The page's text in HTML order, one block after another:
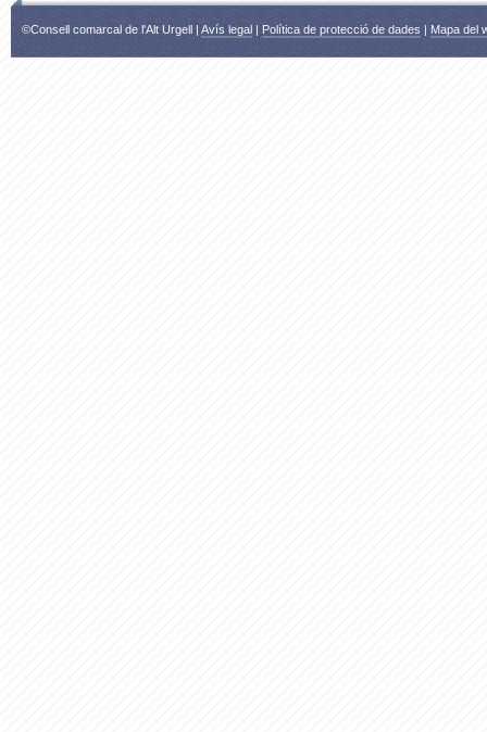
©Consell comarcal de l'Alt Urgell | Avís legal | Política de protecció de dades | Mapa del